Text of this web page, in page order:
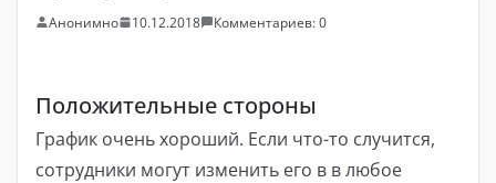
Анонимно 10.12.2018 Комментариев: 0
Положительные стороны
График очень хороший. Если что-то случится,
сотрудники могут изменить его в в любое